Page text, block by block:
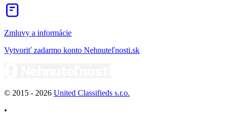
Zmluvy a informácie
Vytvoriť zadarmo konto Nehnuteľnosti.sk
© 2015 - 2026 United Classifieds s.r.o.
•